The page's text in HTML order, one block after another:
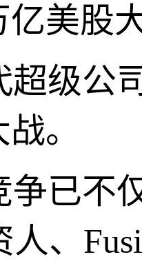
亿美股
级公
。
争已不
人、